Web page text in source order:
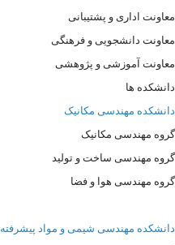
معاونت اداری و پشتیبانی
معاونت دانشجویی و فرهنگی
معاونت آموزشی و پژوهشی
دانشکده ها
دانشکده مهندسی مکانیک
گروه مهندسی مکانیک
گروه مهندسی ساخت و تولید
گروه مهندسی هوا و فضا
دانشکده مهندسی شیمی و مواد پیشرفته